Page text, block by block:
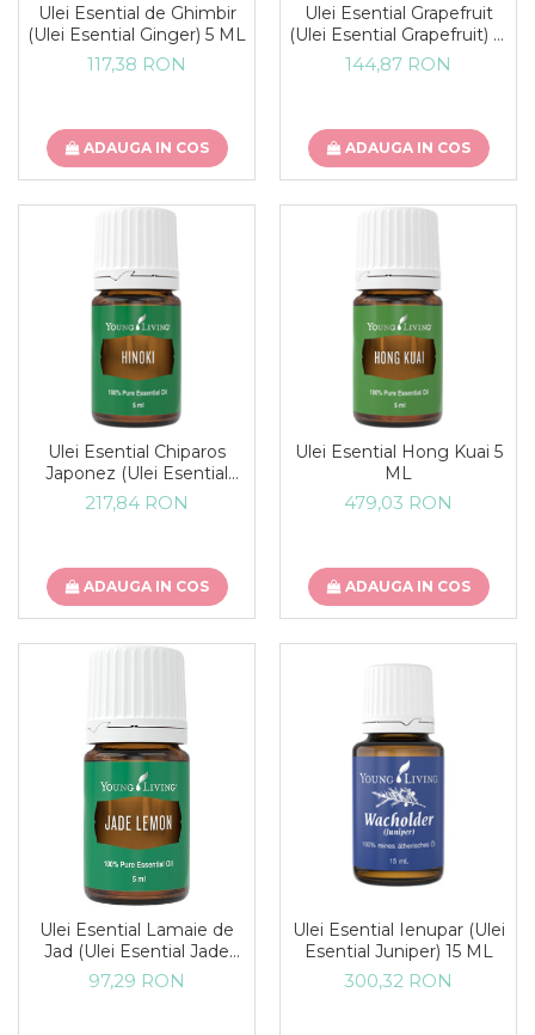
Ulei Esential de Ghimbir
(Ulei Esential Ginger) 5 ML
117,38 RON
ADAUGA IN COS
Ulei Esential Grapefruit
(Ulei Esential Grapefruit) 15
ML
144,87 RON
ADAUGA IN COS
Ulei Esential Chiparos
Japonez (Ulei Esential
Hinoki) 5 ML
217,84 RON
ADAUGA IN COS
Ulei Esential Hong Kuai 5
ML
479,03 RON
ADAUGA IN COS
Ulei Esential Lamaie de
Jad (Ulei Esential Jade
Lemon) 5 ML
97,29 RON
Ulei Esential Ienupar (Ulei
Esential Juniper) 15 ML
300,32 RON